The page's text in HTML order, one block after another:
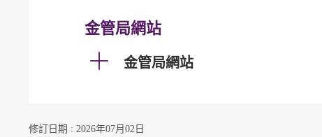
金管局網站
金管局網站
修訂日期 : 2026年07月02日